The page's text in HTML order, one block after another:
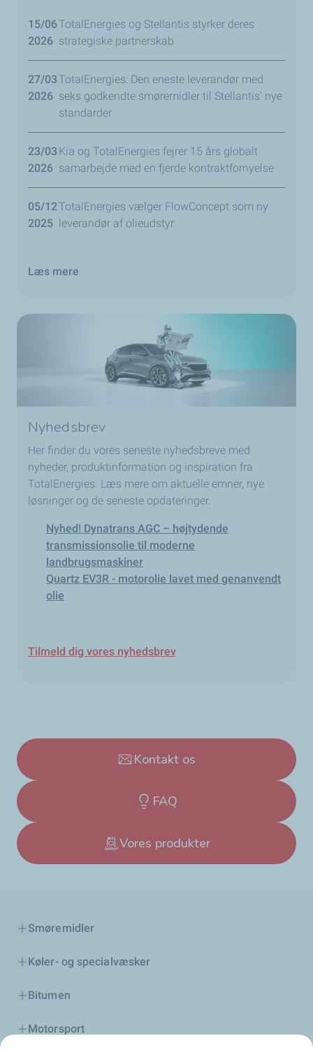
15/06
2026
TotalEnergies og Stellantis styrker deres
strategiske partnerskab
27/03
2026
TotalEnergies: Den eneste leverandør med
seks godkendte smøremidler til Stellantis’ nye
standarder
23/03
2026
Kia og TotalEnergies fejrer 15 års globalt
samarbejde med en fjerde kontraktfornyelse
05/12
2025
TotalEnergies vælger FlowConcept som ny
leverandør af olieudstyr
Læs mere
Nyhedsbrev
Her finder du vores seneste nyhedsbreve med
nyheder, produktinformation og inspiration fra
TotalEnergies. Læs mere om aktuelle emner, nye
løsninger og de seneste opdateringer.
Nyhed! Dynatrans AGC – højtydende
transmissionsolie til moderne
landbrugsmaskiner
Quartz EV3R - motorolie lavet med genanvendt
olie
Tilmeld dig vores nyhedsbrev
Kontakt os
FAQ
Vores produkter
Smøremidler
Køler- og specialvæsker
Bitumen
Motorsport